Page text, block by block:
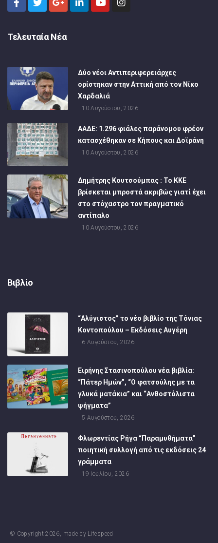
Τελευταία Νέα
Δύο νέοι Αντιπεριφερειάρχες
ορίστηκαν στην Αττική από τον Νίκο
Χαρδαλιά
10 Αυγούστου, 2026
ΑΑΔΕ: 1.296 φιάλες παράνομου φρέον
κατασχέθηκαν σε Κήπους και Δοϊράνη
10 Αυγούστου, 2026
Δημήτρης Κουτσούμπας : Το ΚΚΕ
βρίσκεται μπροστά ακριβώς γιατί έχει
στο στόχαστρο τον πραγματικό
αντίπαλο
10 Αυγούστου, 2026
Βιβλίο
“Αλύγιστος” το νέο βιβλίο της Τόνιας
Κοντοπούλου – Εκδόσεις Αυγέρη
6 Αυγούστου, 2026
Ειρήνης Στασινοπούλου νέα βιβλία:
“Πάτερ Ημών”, “Ο φατσούλης με τα
γλυκά ματάκια” και “Ανθοστόλιστα
ψήγματα”
5 Αυγούστου, 2026
Φλωρεντίας Ρήγα “Παραμυθήματα”
ποιητική συλλογή από τις εκδόσεις 24
γράμματα
19 Ιουλίου, 2026
© Copyright2026, made by Lifespeed